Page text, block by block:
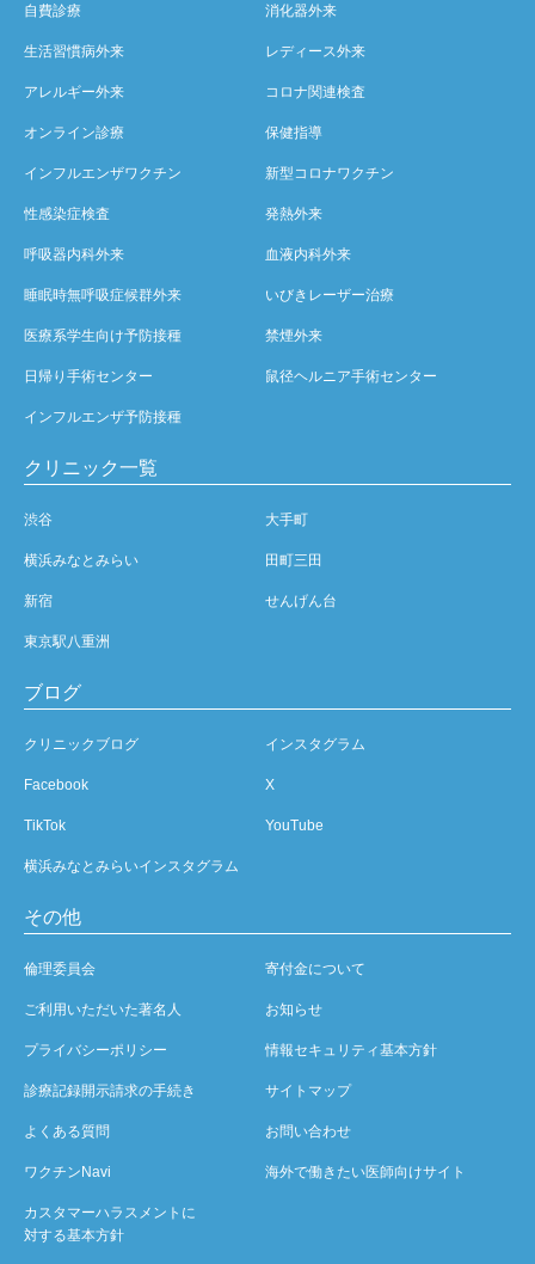
自費診療 消化器外来
生活習慣病外来 レディース外来
アレルギー外来 コロナ関連検査
オンライン診療 保健指導
インフルエンザワクチン 新型コロナワクチン
性感染症検査 発熱外来
呼吸器内科外来 血液内科外来
睡眠時無呼吸症候群外来 いびきレーザー治療
医療系学生向け予防接種 禁煙外来
日帰り手術センター 鼠径ヘルニア手術センター
インフルエンザ予防接種
クリニック一覧
渋谷 大手町
横浜みなとみらい 田町三田
新宿 せんげん台
東京駅八重洲
ブログ
クリニックブログ インスタグラム
Facebook X
TikTok YouTube
横浜みなとみらいインスタグラム
その他
倫理委員会 寄付金について
ご利用いただいた著名人 お知らせ
プライバシーポリシー 情報セキュリティ基本方針
診療記録開示請求の手続き サイトマップ
よくある質問 お問い合わせ
ワクチンNavi 海外で働きたい医師向けサイト
カスタマーハラスメントに
対する基本方針